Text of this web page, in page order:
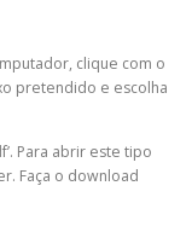
clique com o
pretendido e escolha
Para abrir este tipo
Faça o download